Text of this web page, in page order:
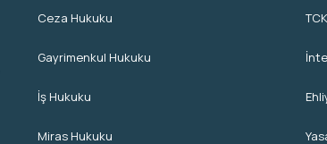
Ceza Hukuku
Gayrimenkul Hukuku
İş Hukuku
Miras Hukuku